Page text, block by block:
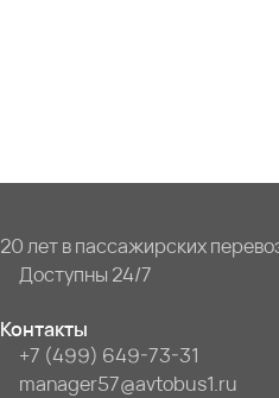
20 лет в пассажирских
Доступны 24/7
Контакты
+7 (499) 649-73-31
manager57@avtobus1.ru